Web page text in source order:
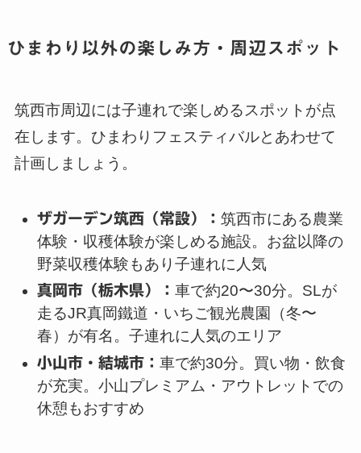
ひまわり以外の楽しみ方・周辺スポット
筑西市周辺には子連れで楽しめるスポットが点
在します。ひまわりフェスティバルとあわせて
計画しましょう。
ザガーデン筑西（常設）：筑西市にある農業
体験・収穫体験が楽しめる施設。お盆以降の
野菜収穫体験もあり子連れに人気
真岡市（栃木県）：車で約20〜30分。SLが
走るJR真岡鐵道・いちご観光農園（冬〜
春）が有名。子連れに人気のエリア
小山市・結城市：車で約30分。買い物・飲食
が充実。小山プレミアム・アウトレットでの
休憩もおすすめ